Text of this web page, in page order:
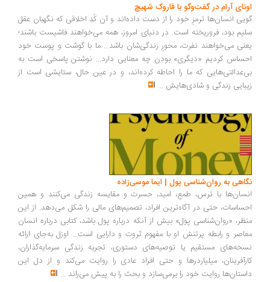
آرام در گفت‌وگو با فاروک شهیچ‭
انسان‌ها ترمزِ خود را از دست داده‌اند و آن کُدِ اخلاقی که نگهبان عقل
بود، فروریخته است. در دنیای امروز، همه می‌خواهند فاشیست باشند؛
می‌خواهند نفرت، محورِ زندگی‌شان باشد... ما با گوشت و پوست خود
کردیم «دیگری» بودن چه معنایی دارد... نوشتن پاسخی است به
که ما را احاطه کرده‌اند، و در عین حال، ستایشی است از
زندگی و شادی‌هایش...
به روان‌شناسی پول | ایما موسی‌زاده
با ترس، طمع، امید، حسرت و مقایسه زندگی می‌کنند و همین
حتی در آگاه‌ترین افراد، تصمیم‌های مالی را شکل می‌دهد. از این
«روان‌شناسی پول» بیش از آنکه درباره پول باشد، کتابی درباره انسان
و رابطه پرتنش او با مفهوم ثروت و دارایی است... اوزل به‌جای ارائه
مستقیم یا توصیه‌های دستوری، تجربه زندگی سرمایه‌گذاران،
میلیاردرها و حتی افراد عادی را روایت می‌کند و از دل این
روایت خود را برمی‌سازد و بحث را به پیش می‌راند...